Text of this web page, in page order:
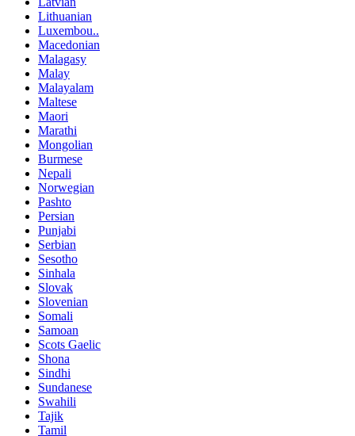
Lithuanian
Luxembou..
Macedonian
Malagasy
Malay
Malayalam
Maltese
Maori
Marathi
Mongolian
Burmese
Nepali
Norwegian
Pashto
Persian
Punjabi
Serbian
Sesotho
Sinhala
Slovak
Slovenian
Somali
Samoan
Scots Gaelic
Shona
Sindhi
Sundanese
Swahili
Tajik
Tamil